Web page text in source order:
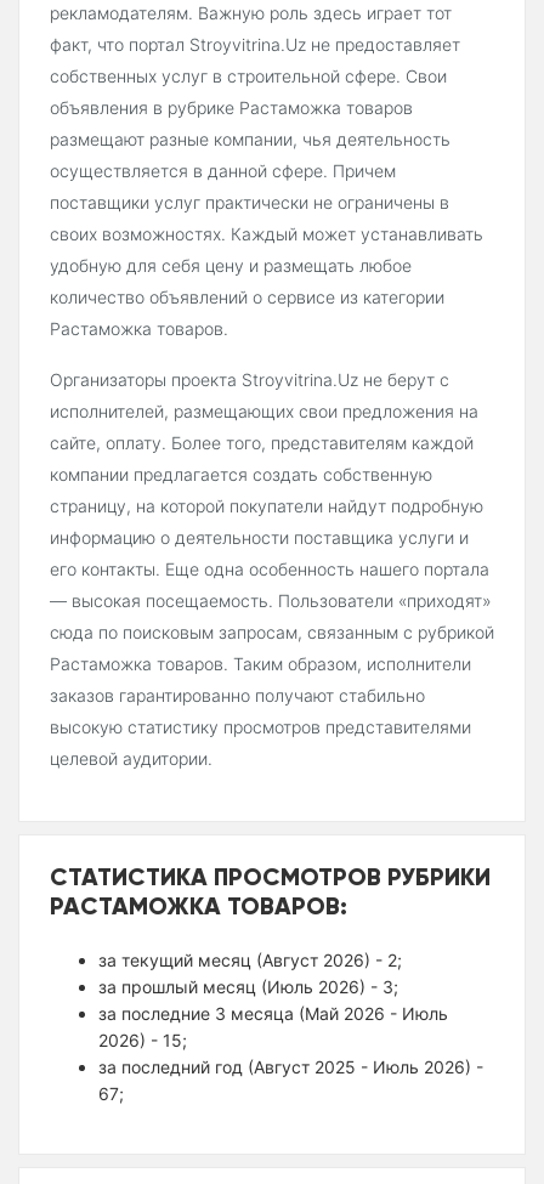
рекламодателям. Важную роль здесь играет тот
факт, что портал Stroyvitrina.Uz не предоставляет
собственных услуг в строительной сфере. Свои
объявления в рубрике Растаможка товаров
размещают разные компании, чья деятельность
осуществляется в данной сфере. Причем
поставщики услуг практически не ограничены в
своих возможностях. Каждый может устанавливать
удобную для себя цену и размещать любое
количество объявлений о сервисе из категории
Растаможка товаров.
Организаторы проекта Stroyvitrina.Uz не берут с
исполнителей, размещающих свои предложения на
сайте, оплату. Более того, представителям каждой
компании предлагается создать собственную
страницу, на которой покупатели найдут подробную
информацию о деятельности поставщика услуги и
его контакты. Еще одна особенность нашего портала
— высокая посещаемость. Пользователи «приходят»
сюда по поисковым запросам, связанным с рубрикой
Растаможка товаров. Таким образом, исполнители
заказов гарантированно получают стабильно
высокую статистику просмотров представителями
целевой аудитории.
СТАТИСТИКА ПРОСМОТРОВ РУБРИКИ
РАСТАМОЖКА ТОВАРОВ:
за текущий месяц (Август 2026) - 2;
за прошлый месяц (Июль 2026) - 3;
за последние 3 месяца (Май 2026 - Июль
2026) - 15;
за последний год (Август 2025 - Июль 2026) -
67;